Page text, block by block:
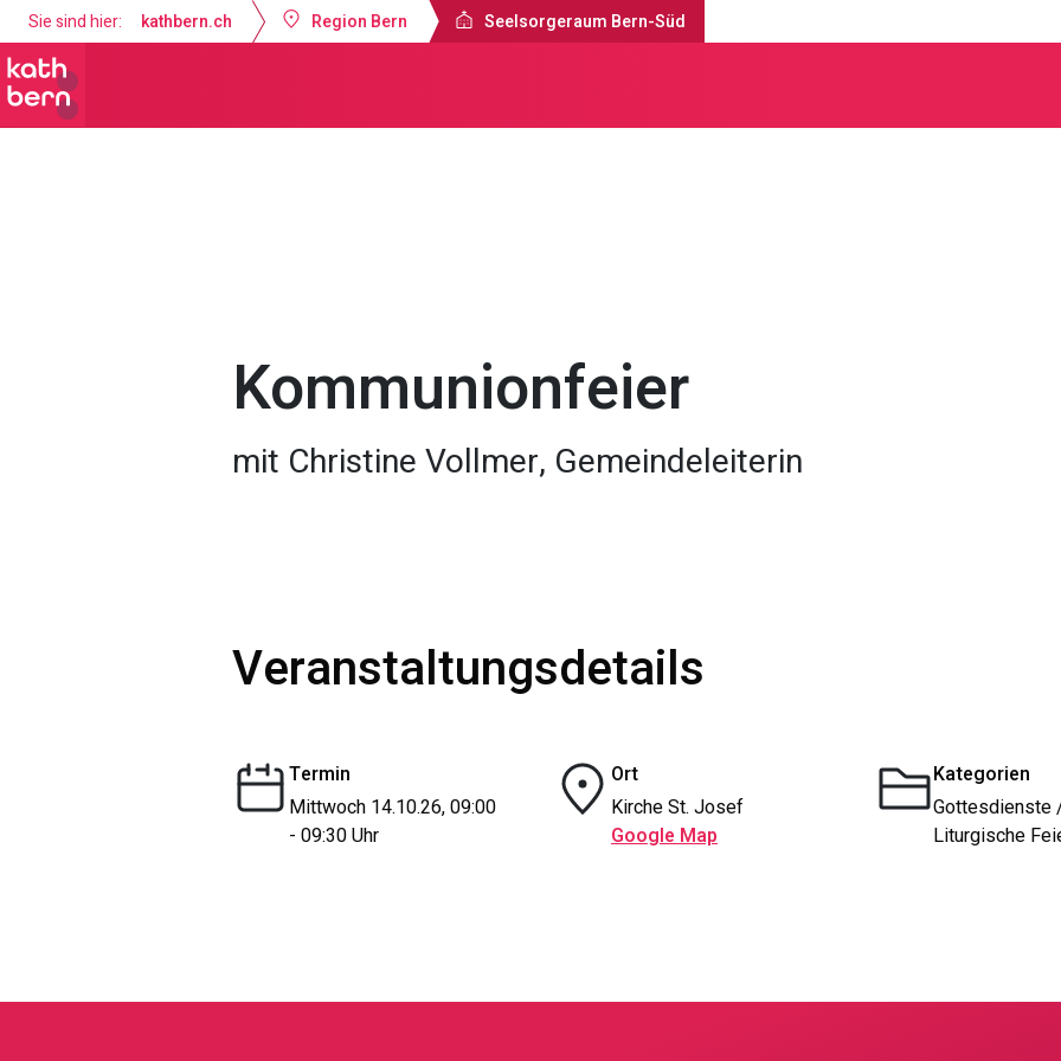
Sie sind hier: kathbern.ch Region Bern Seelsorgeraum Bern-Süd
Kommunionfeier
mit Christine Vollmer, Gemeindeleiterin
Veranstaltungsdetails
Termin
Mittwoch 14.10.26, 09:00
- 09:30 Uhr
Ort
Kirche St. Josef
Google Map
Kategorien
Gottesdienste
Liturgische